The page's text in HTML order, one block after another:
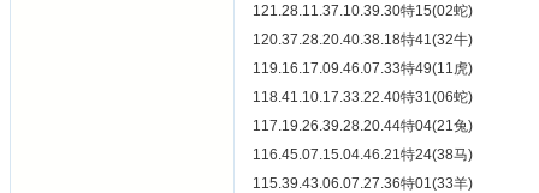
121.28.11.37.10.39.30特15(02蛇)
120.37.28.20.40.38.18特41(32牛)
119.16.17.09.46.07.33特49(11虎)
118.41.10.17.33.22.40特31(06蛇)
117.19.26.39.28.20.44特04(21兔)
116.45.07.15.04.46.21特24(38马)
115.39.43.06.07.27.36特01(33羊)